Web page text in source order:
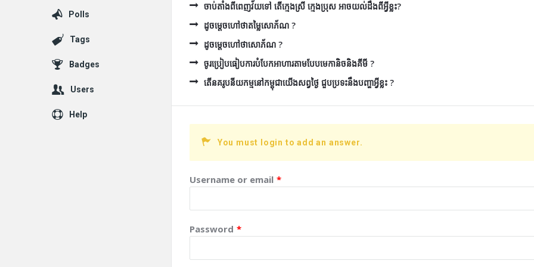
ចាប់តាំងពីពេញវ័យទៅ តើក្មេងស្រី ក្មេងប្រុស អាចយល់ដឹងពីអ្វីខ្លះ?
ដូចម្ដេចហៅថាតម្លៃសោភ័ណ ?
ដូចម្ដេចហៅថាសោភ័ណ ?
ចូរប្រៀបធៀបការបំបែកអាហារតាមបែបមេកានិចនិងគីមី ?
តើនគរូបនីយកម្មនៅកម្ពុជាយើងសព្វថ្ងៃ ជួបប្រទះនឹងបញ្ហាអ្វីខ្លះ ?
You must login to add an answer.
Username or email *
Password *
Polls
Tags
Badges
Users
Help